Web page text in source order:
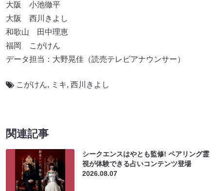
大阪 小池徹平
大阪 西川きよし
和歌山 田中理恵
福岡 こがけん
データ担当：大野晃佳（読売テレビアナウンサー）
こがけん, ミキ, 西川きよし
関連記事
シークエンスはやとも監修! ペアリング霊
視が体験できる占いコンテンツ登場
2026.08.07